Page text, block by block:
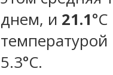
днем, и 21.1
температурой
5.3°С.